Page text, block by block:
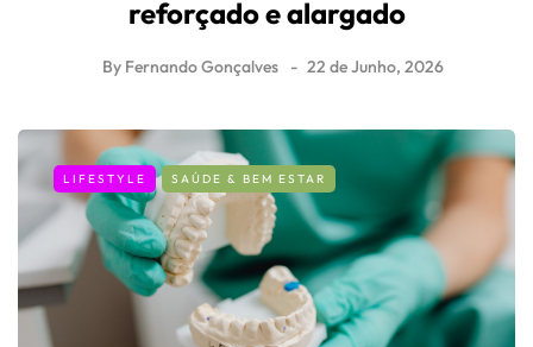
reforçado e alargado
By Fernando Gonçalves 22 de Junho, 2026
LIFESTYLE SAÚDE & BEM ESTAR